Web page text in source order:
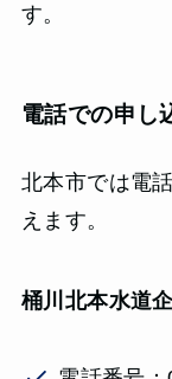
す。
電話での申し
北本市では電
えます。
桶川北本水道